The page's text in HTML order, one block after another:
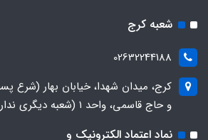
شعبه کرج
02632244188
کرج، میدان شهدا، خیابان بهار (شرع
و حاج قاسمی، واحد ۱ (شعبه دیگری نداریم)
نماد اعتماد الکترونیک و